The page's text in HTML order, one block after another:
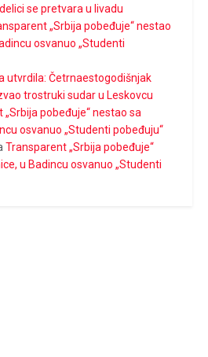
se pretvara u livadu
„Srbija pobeđuje“ nestao
osvanuo „Studenti
utvrdila: Četrnaestogodišnjak
trostruki sudar u Leskovcu
„Srbija pobeđuje“ nestao sa
osvanuo „Studenti pobeđuju“
Transparent „Srbija pobeđuje“
u Badincu osvanuo „Studenti